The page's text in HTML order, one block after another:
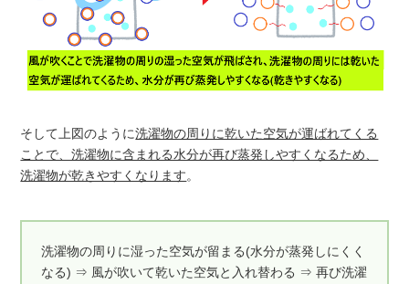
そして上図のように洗濯物の周りに乾いた空気が運ばれてくる
ことで、洗濯物に含まれる水分が再び蒸発しやすくなるため、
洗濯物が乾きやすくなります。
洗濯物の周りに湿った空気が留まる(水分が蒸発しにくく
なる) ⇒ 風が吹いて乾いた空気と入れ替わる ⇒ 再び洗濯